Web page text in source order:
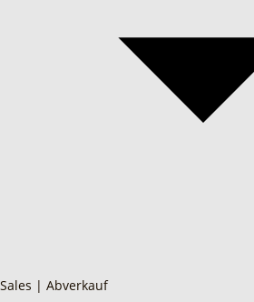
Sales | Abverkauf